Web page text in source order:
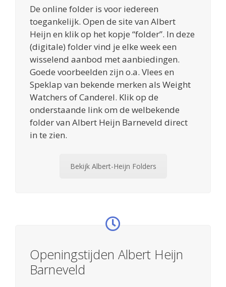
De online folder is voor iedereen
toegankelijk. Open de site van Albert
Heijn en klik op het kopje “folder”. In deze
(digitale) folder vind je elke week een
wisselend aanbod met aanbiedingen.
Goede voorbeelden zijn o.a. Vlees en
Speklap van bekende merken als Weight
Watchers of Canderel. Klik op de
onderstaande link om de welbekende
folder van Albert Heijn Barneveld direct
in te zien.
Bekijk Albert-Heijn Folders
Openingstijden Albert Heijn
Barneveld